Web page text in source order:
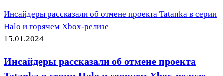
Инсайдеры рассказали об отмене проекта Tatanka в серии
Halo и горячем Xbox-релизе
15.01.2024
Инсайдеры рассказали об отмене проекта